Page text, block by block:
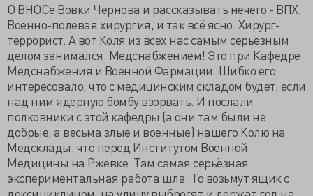
О ВНОСе Вовки Чернова и рассказывать нечего - ВПХ,
Военно-полевая хирургия, и так всё ясно. Хирург-
террорист. А вот Коля из всех нас самым серьёзным
делом занимался. Медснабжением! Это при Кафедре
Медснабжения и Военной Фармации. Шибко его
интересовало, что с медицинским складом будет, если
над ним ядерную бомбу взорвать. И послали
полковники с этой кафедры (а они там были не
добрые, а весьма злые и военные) нашего Колю на
Медсклады, что перед Институтом Военной
Медицины на Ржевке. Там самая серьёзная
экспериментальная работа шла. То возьмут ящик с